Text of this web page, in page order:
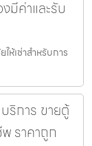
งมีค่าและรับ
เช่าสำหรับการ
ริการ ขายตู้
ราคาถูก